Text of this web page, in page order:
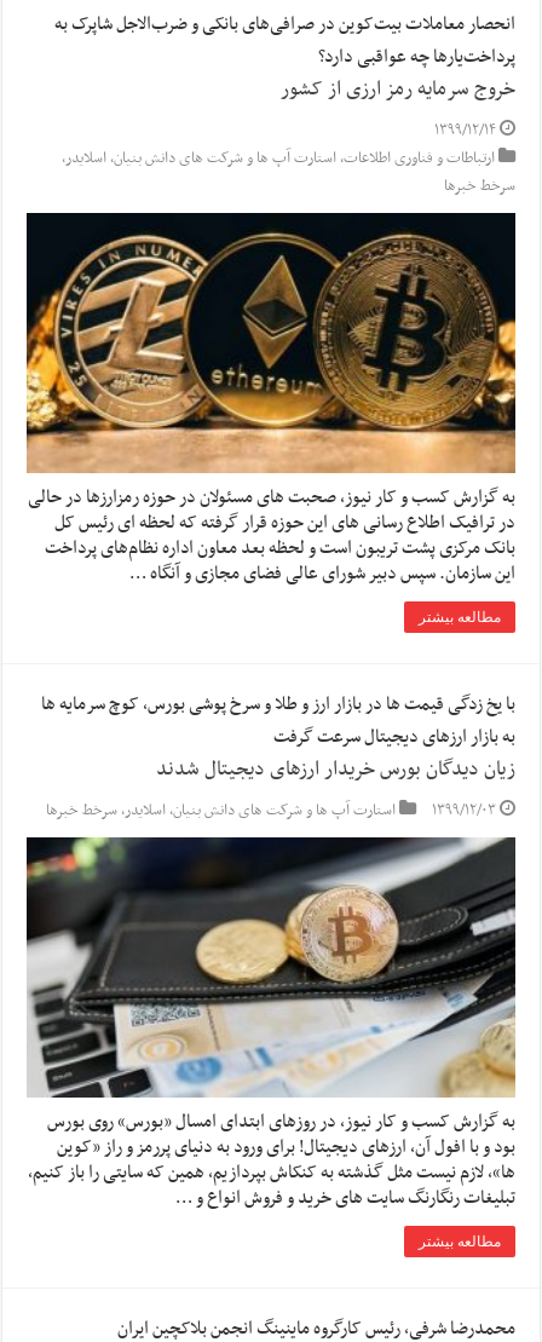
انحصار معاملات بیت‌کوین در صرافی‌های بانکی و ضرب‌الاجل شاپرک به
پرداخت‌‌یارها چه عواقبی دارد؟
خروج سرمایه رمز ارزی از کشور
۱۳۹۹/۱۲/۱۴
ارتباطات و فناوری اطلاعات,استارت آپ ها و شرکت های دانش بنیان,اسلایدر,
سرخط خبرها
به گزارش کسب و کار نیوز، صحبت های مسئولان در حوزه رمزارزها در حالی
در ترافیک اطلاع رسانی های این حوزه قرار گرفته که لحظه ای رئیس کل
بانک مرکزی پشت تریبون است و لحظه بعد معاون اداره نظام‌های پرداخت
این سازمان. سپس دبیر شورای عالی فضای مجازی و آنگاه …
مطالعه بیشتر
با یخ زدگی قیمت ها در بازار ارز و طلا و سرخ پوشی بورس، کوچ سرمایه ها
به بازار ارزهای دیجیتال سرعت گرفت
زیان دیدگان بورس خریدار ارزهای دیجیتال شدند
۱۳۹۹/۱۲/۰۳ استارت آپ ها و شرکت های دانش بنیان,اسلایدر,سرخط خبرها
به گزارش کسب و کار نیوز، در روزهای ابتدای امسال «بورس» روی بورس
بود و با افول آن، ارزهای دیجیتال! برای ورود به دنیای پررمز و راز «کوین
ها»، لازم نیست مثل گذشته به کنکاش بپردازیم، همین که سایتی را باز کنیم،
تبلیغات رنگارنگ سایت های خرید و فروش انواع و …
مطالعه بیشتر
محمدرضا شرفی، رئیس کارگروه ماینینگ انجمن بلاکچین ایران